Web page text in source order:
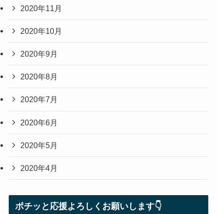
2020年11月
2020年10月
2020年9月
2020年8月
2020年7月
2020年6月
2020年5月
2020年4月
ポチッと応援よろしくお願いします👇